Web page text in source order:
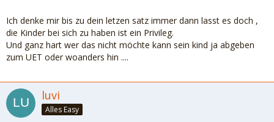
Jahr in Urlaub. Mag ein Klischee sein, aber genau DAS sieht
eben nicht so aus, als wenn der UET in solchen Fällen
benachteiligt ist. Viel Zeit mit dem Kind zu haben ist
natürlich wunderbar, bedeutet aber in den meisten Fällen
täglich im Forum. Von einer Benachteiligung des UET kann
man hier also nur in Bezug auf die Zeit mit dem
gemeinsamen Kind sprechen, finde ich. Nicht generell
Ich denke mir bis zu dein letzen satz immer dann lasst es doch ,
die Kinder bei sich zu haben ist ein Privileg.
Und ganz hart wer das nicht möchte kann sein kind ja abgeben
zum UET oder woanders hin ....
luvi
Alles Easy